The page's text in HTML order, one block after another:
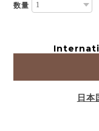
数量
日本